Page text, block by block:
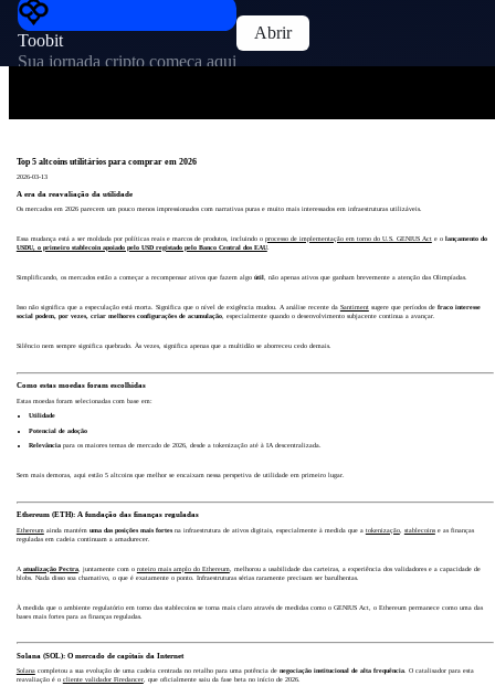
Toobit
Sua jornada cripto começa aqui
Abrir
Top 5 altcoins utilitários para comprar em 2026
2026-03-13
A era da reavaliação da utilidade
Os mercados em 2026 parecem um pouco menos impressionados com narrativas puras e muito mais interessados em infraestruturas utilizáveis.
Essa mudança está a ser moldada por políticas reais e marcos de produtos, incluindo o processo de implementação em torno do U.S. GENIUS Acte o
lançamento do
USDU, o primeiro stablecoin apoiado pelo USD registado pelo Banco Central dos EAU.
Simplificando, os mercados estão a começar a recompensar ativos que fazem algo útil , não apenas ativos que ganham brevemente a atenção das Olimpíadas.
Isso não significa que a especulação está morta. Significa que o nível de exigência mudou. A análise recente da Santimentsugere que períodos de fraco interesse
social podem, por vezes, criar melhores configurações de acumulação, especialmente quando o desenvolvimento subjacente continua a avançar.
Silêncio nem sempre significa quebrado. Às vezes, significa apenas que a multidão se aborreceu cedo demais.
Como estas moedas foram escolhidas
Estas moedas foram selecionadas com base em:
Utilidade
Potencial de adoção
Relevânciapara os maiores temas de mercado de 2026, desde a tokenização até à IA descentralizada.
Sem mais demoras, aqui estão 5 altcoins que melhor se encaixam nessa perspetiva de utilidade em primeiro lugar.
Ethereum (ETH): A fundação das finanças reguladas
Ethereumainda mantém uma das posições mais fortes na infraestrutura de ativos digitais, especialmente à medida que a tokenização, stablecoinse as finanças
reguladas em cadeia continuam a amadurecer.
A atualização Pectra, juntamente com o roteiro mais amplo do Ethereum, melhorou a usabilidade das carteiras, a experiência dos validadores e a capacidade de
blobs. Nada disso soa chamativo, o que é exatamente o ponto. Infraestruturas sérias raramente precisam ser barulhentas.
À medida que o ambiente regulatório em torno das stablecoins se torna mais claro através de medidas como o GENIUS Act, o Ethereum permanece como uma das
bases mais fortes para as finanças reguladas.
Solana (SOL): O mercado de capitais da Internet
Solanacompletou a sua evolução de uma cadeia centrada no retalho para uma potência de negociação institucional de alta frequência. O catalisador para esta
reavaliação é o cliente validador Firedancer, que oficialmente saiu da fase beta no início de 2026.